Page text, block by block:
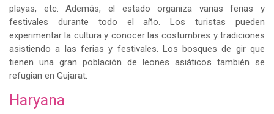
playas, etc. Además, el estado organiza varias ferias y
festivales durante todo el año. Los turistas pueden
experimentar la cultura y conocer las costumbres y tradiciones
asistiendo a las ferias y festivales. Los bosques de gir que
tienen una gran población de leones asiáticos también se
refugian en Gujarat.
Haryana